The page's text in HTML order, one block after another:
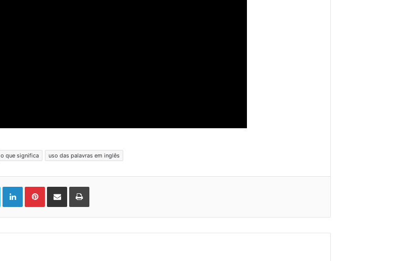
o que significa uso das palavras em inglês
LinkedinPinterest
Compartilhar via e-mail Imprimir